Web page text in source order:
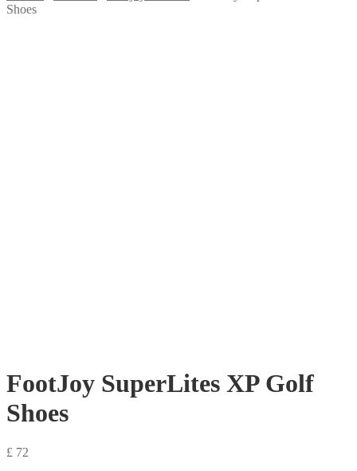
Shoes
FootJoy SuperLites XP Golf
Shoes
£ 72